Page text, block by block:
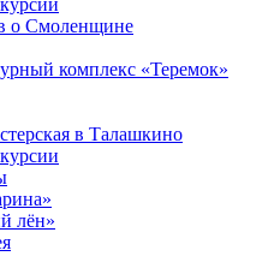
о Смоленщине
комплекс «Теремок»
в Талашкино
лён»